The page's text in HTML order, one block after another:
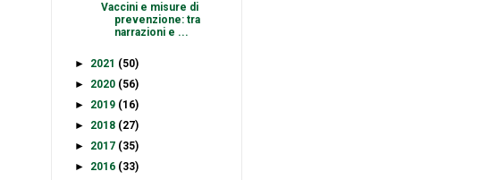
Vaccini e misure di
prevenzione: tra
narrazioni e ...
► 2021 (50)
► 2020 (56)
► 2019 (16)
► 2018 (27)
► 2017 (35)
► 2016 (33)